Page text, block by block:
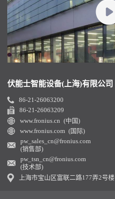
伏能士智能设备(上海)有限公司
86-21-26063200
86-21-26063209
www.fronius.cn (中国)
www.fronius.com (国际)
pw_sales_cn@fronius.com
(销售部)
pw_tsn_cn@fronius.com
(技术部)
上海市宝山区富联二路177弄2号楼